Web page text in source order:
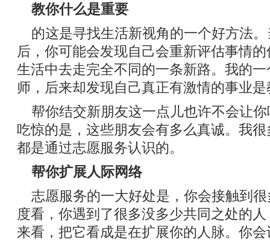
教你什么是重要
的这是寻找生活新视角的一个好方法。
后，你可能会发现自己会重新评估事情
生活中去走完全不同的一条新路。我的
师，后来却发现自己真正有激情的事业
帮你结交新朋友这一点儿也许不会让你
吃惊的是，这些朋友会有多么真诚。我
都是通过志愿服务认识的。
帮你扩展人际网络
志愿服务的一大好处是，你会接触到很
度看，你遇到了很多没多少共同之处的
来看，把它看成是在扩展你的人脉。你